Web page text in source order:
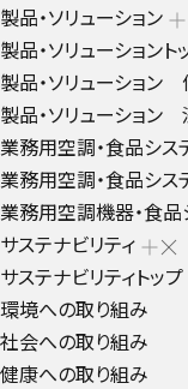
製品・ソリューション
製品・ソリューショント
製品・ソリューション
製品・ソリューション
業務用空調・食品シス
業務用空調・食品シ
業務用空調機器・食
サステナビリティ
サステナビリティトップ
環境への取り組み
社会への取り組み
健康への取り組み